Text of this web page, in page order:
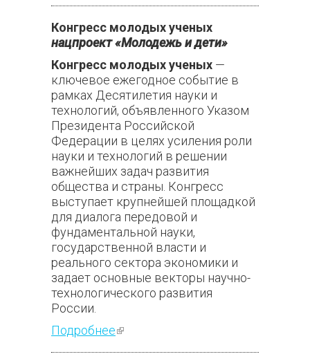
Конгресс молодых ученых
нацпроект «Молодежь и дети»
Конгресс молодых ученых —
ключевое ежегодное событие в
рамках Десятилетия науки и
технологий, объявленного Указом
Президента Российской
Федерации в целях усиления роли
науки и технологий в решении
важнейших задач развития
общества и страны. Конгресс
выступает крупнейшей площадкой
для диалога передовой и
фундаментальной науки,
государственной власти и
реального сектора экономики и
задает основные векторы научно-
технологического развития
России.
Подробнее(внешняя ссылка)